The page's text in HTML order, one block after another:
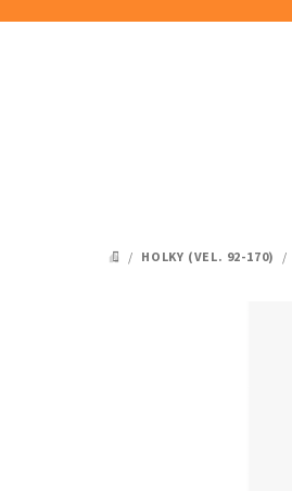
DOMŮ
/ HOLKY (VEL. 92-170) /